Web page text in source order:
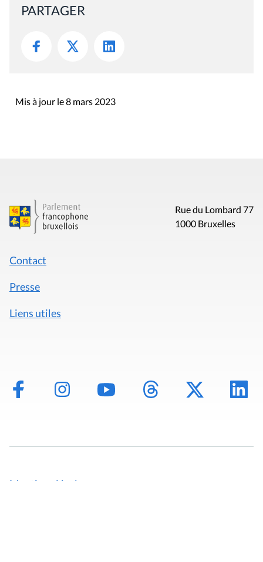
PARTAGER
Mis à jour le 8 mars 2023
Rue du Lombard 77
1000 Bruxelles
Contact
Presse
Liens utiles
Mentions légales